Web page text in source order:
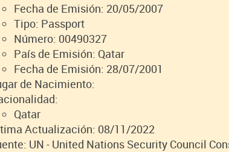
Fecha de Emisión: 20/05/2007
Tipo: Passport
Número: 00490327
País de Emisión: Qatar
Fecha de Emisión: 28/07/2001
de Nacimiento:
Qatar
Actualización: 08/11/2022
UN - United Nations Security Council